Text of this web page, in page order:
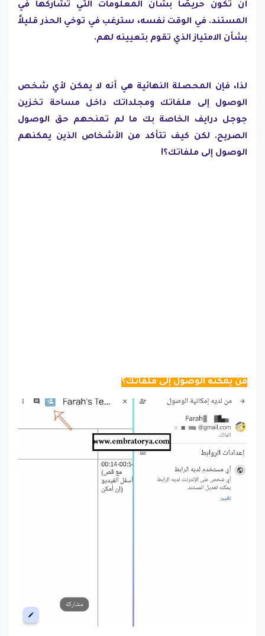
أن تكون حريصًا بشأن المعلومات التي تشاركها في
المستند. في الوقت نفسه، سترغب في توخي الحذر قليلاً
بشأن الامتياز الذي تقوم بتعيينه لهم.
لذا، فإن المحصلة النهائية هي أنه لا يمكن لأي شخص
الوصول إلى ملفاتك ومجلداتك داخل مساحة تخزين
جوجل درايف الخاصة بك ما لم تمنحهم حق الوصول
الصريح. لكن كيف تتأكد من الأشخاص الذين يمكنهم
الوصول إلى ملفاتك؟!
مَن يمكنه الوصول إلى ملفاتك؟